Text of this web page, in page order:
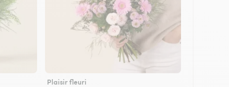
Plaisir fleuri